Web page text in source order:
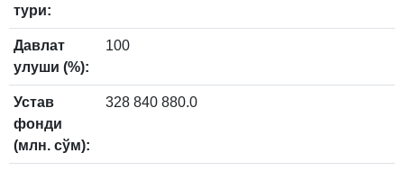
тури:
Давлат
улуши (%):
100
Устав
фонди
(млн. сўм):
328 840 880.0